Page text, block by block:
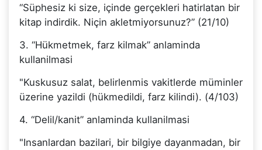
“Süphesiz ki size, içinde gerçekleri hatirlatan bir
kitap indirdik. Niçin akletmiyorsunuz?” (21/10)
3. “Hükmetmek, farz kilmak” anlaminda
kullanilmasi
"Kuskusuz salat, belirlenmis vakitlerde müminler
üzerine yazildi (hükmedildi, farz kilindi). (4/103)
4. “Delil/kanit” anlaminda kullanilmasi
"Insanlardan bazilari, bir bilgiye dayanmadan, bir